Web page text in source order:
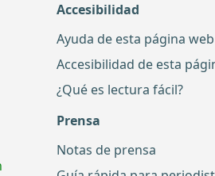
Accesibilidad
Ayuda de esta página web
Accesibilidad de esta
¿Qué es lectura fácil?
Prensa
Notas de prensa